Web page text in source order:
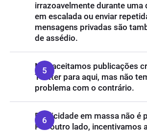
irrazoavelmente durante uma
em escalada ou enviar
mensagens privadas são
de assédio.
Não aceitamos publicações
Twitter para aqui, mas não
problema com o contrário.
Publicidade em massa não é
Por outro lado, incentivamos